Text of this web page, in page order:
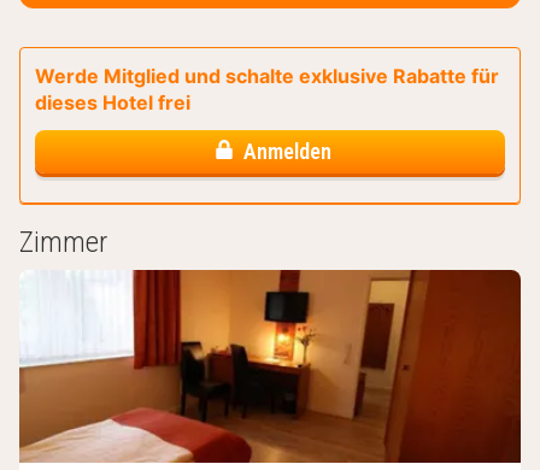
Werde Mitglied und schalte exklusive Rabatte für
dieses Hotel frei
Anmelden
Zimmer